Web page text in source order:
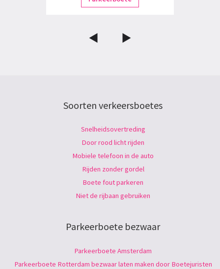
Soorten verkeersboetes
Snelheidsovertreding
Door rood licht rijden
Mobiele telefoon in de auto
Rijden zonder gordel
Boete fout parkeren
Niet de rijbaan gebruiken
Parkeerboete bezwaar
Parkeerboete Amsterdam
Parkeerboete Rotterdam bezwaar laten maken door Boetejuristen